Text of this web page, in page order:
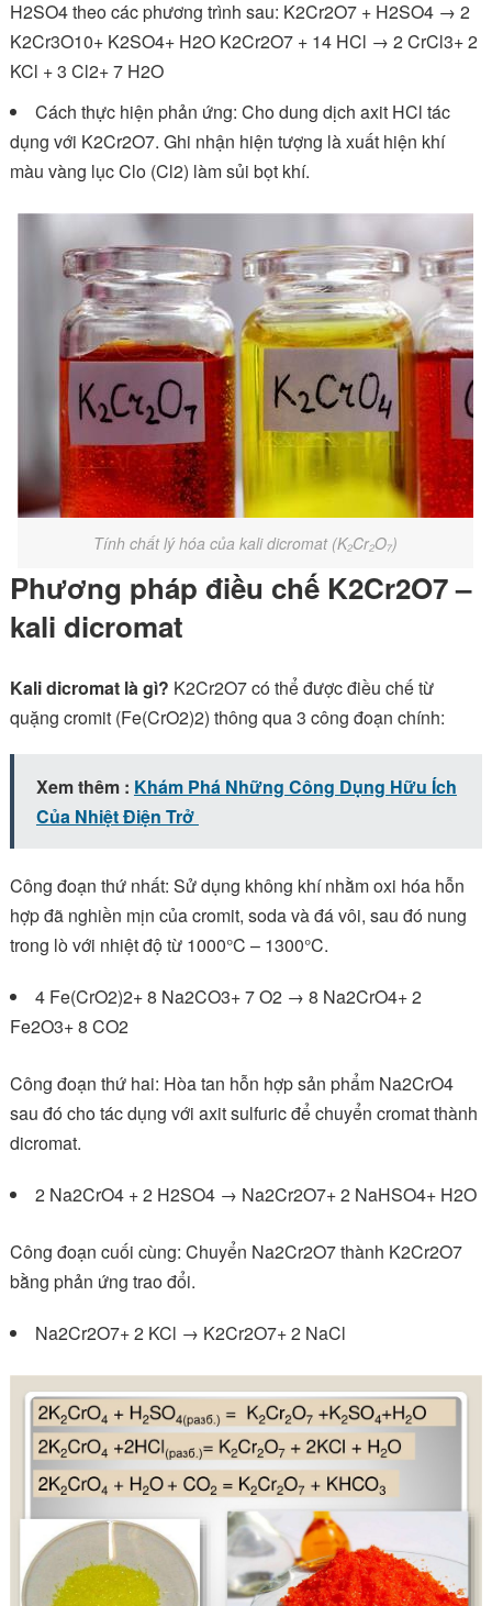
H2SO4 theo các phương trình sau: K2Cr2O7 + H2SO4 → 2
K2Cr3O10+ K2SO4+ H2O K2Cr2O7 + 14 HCl → 2 CrCl3+ 2
KCl + 3 Cl2+ 7 H2O
Cách thực hiện phản ứng: Cho dung dịch axit HCl tác
dụng với K2Cr2O7. Ghi nhận hiện tượng là xuất hiện khí
màu vàng lục Clo (Cl2) làm sủi bọt khí.
Tính chất lý hóa của kali dicromat (K₂Cr₂O₇)
Phương pháp điều chế K2Cr2O7 –
kali dicromat
Kali dicromat là gì? K2Cr2O7 có thể được điều chế từ
quặng cromit (Fe(CrO2)2) thông qua 3 công đoạn chính:
Xem thêm : Khám Phá Những Công Dụng Hữu Ích
Của Nhiệt Điện Trở
Công đoạn thứ nhất: Sử dụng không khí nhằm oxi hóa hỗn
hợp đã nghiền mịn của cromit, soda và đá vôi, sau đó nung
trong lò với nhiệt độ từ 1000°C – 1300°C.
4 Fe(CrO2)2+ 8 Na2CO3+ 7 O2 → 8 Na2CrO4+ 2
Fe2O3+ 8 CO2
Công đoạn thứ hai: Hòa tan hỗn hợp sản phẩm Na2CrO4
sau đó cho tác dụng với axit sulfuric để chuyển cromat thành
dicromat.
2 Na2CrO4 + 2 H2SO4 → Na2Cr2O7+ 2 NaHSO4+ H2O
Công đoạn cuối cùng: Chuyển Na2Cr2O7 thành K2Cr2O7
bằng phản ứng trao đổi.
Na2Cr2O7+ 2 KCl → K2Cr2O7+ 2 NaCl